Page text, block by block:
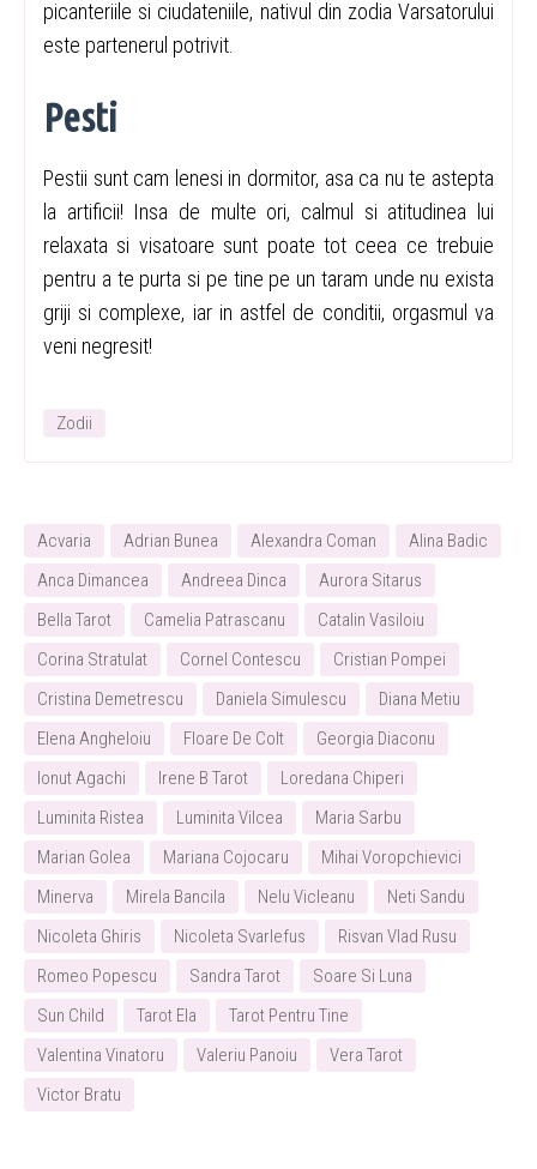
picanteriile si ciudateniile, nativul din zodia Varsatorului
este partenerul potrivit.
Pesti
Pestii sunt cam lenesi in dormitor, asa ca nu te astepta
la artificii! Insa de multe ori, calmul si atitudinea lui
relaxata si visatoare sunt poate tot ceea ce trebuie
pentru a te purta si pe tine pe un taram unde nu exista
griji si complexe, iar in astfel de conditii, orgasmul va
veni negresit!
Zodii
Acvaria Adrian Bunea Alexandra Coman
Alina Badic
Anca Dimancea
Andreea Dinca
Aurora Sitarus
Bella Tarot
Camelia Patrascanu
Catalin Vasiloiu
Corina Stratulat
Cornel Contescu
Cristian Pompei
Cristina Demetrescu
Daniela Simulescu
Diana Metiu
Elena Angheloiu
Floare De Colt
Georgia Diaconu
Ionut Agachi
Irene B Tarot
Loredana Chiperi
Luminita Ristea
Luminita Vilcea
Maria Sarbu
Marian Golea
Mariana Cojocaru
Mihai Voropchievici
Minerva
Mirela Bancila Nelu Vicleanu
Neti Sandu
Nicoleta Ghiris
Nicoleta Svarlefus
Risvan Vlad Rusu
Romeo Popescu
Sandra Tarot
Soare Si Luna
Sun Child
Tarot Ela
Tarot Pentru Tine
Valentina Vinatoru
Valeriu Panoiu
Vera Tarot
Victor Bratu